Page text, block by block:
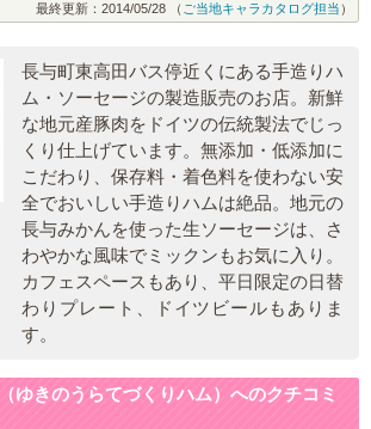
最終更新：2014/05/28 （ ご当地キャラカタログ担当 ）
長与町東高田バス停近くにある手造りハ
ム・ソーセージの製造販売のお店。新鮮
な地元産豚肉をドイツの伝統製法でじっ
くり仕上げています。無添加・低添加に
こだわり、保存料・着色料を使わない安
全でおいしい手造りハムは絶品。地元の
長与みかんを使った生ソーセージは、さ
わやかな風味でミックンもお気に入り。
カフェスペースもあり、平日限定の日替
わりプレート、ドイツビールもありま
す。
ゆきのうらてづくりハム）へのクチコミ